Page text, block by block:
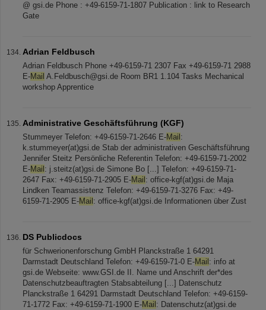
@ gsi.de Phone : +49-6159-71-1807 Publication : link to Research
Gate
Adrian Feldbusch
Adrian Feldbusch Phone +49-6159-71 2307 Fax +49-6159-71 2988
E-Mail A.Feldbusch@gsi.de Room BR1 1.104 Tasks Mechanical
workshop Apprentice
Administrative Geschäftsführung (KGF)
Stummeyer Telefon: +49-6159-71-2646 E-Mail :
k.stummeyer(at)gsi.de Stab der administrativen Geschäftsführung
Jennifer Steitz Persönliche Referentin Telefon: +49-6159-71-2002
E-Mail : j.steitz(at)gsi.de Simone Bo [...] Telefon: +49-6159-71-
2647 Fax: +49-6159-71-2905 E-Mail : office-kgf(at)gsi.de Maja
Lindken Teamassistenz Telefon: +49-6159-71-3276 Fax: +49-
6159-71-2905 E-Mail : office-kgf(at)gsi.de Informationen über Zust
DS Publicdocs
für Schwerionenforschung GmbH Planckstraße 1 64291
Darmstadt Deutschland Telefon: +49-6159-71-0 E-Mail : info at
gsi.de Webseite: www.GSI.de II. Name und Anschrift der*des
Datenschutzbeauftragten Stabsabteilung [...] Datenschutz
Planckstraße 1 64291 Darmstadt Deutschland Telefon: +49-6159-
71-1772 Fax: +49-6159-71-1900 E-Mail : Datenschutz(at)gsi.de